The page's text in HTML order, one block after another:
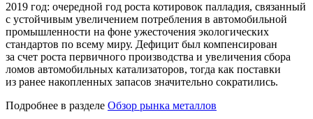
2019 год: очередной год роста котировок палладия, связанный
с устойчивым увеличением потребления в автомобильной
промышленности на фоне ужесточения экологических
стандартов по всему миру. Дефицит был компенсирован
за счет роста первичного производства и увеличения сбора
ломов автомобильных катализаторов, тогда как поставки
из ранее накопленных запасов значительно сократились.
Подробнее в разделе Обзор рынка металлов